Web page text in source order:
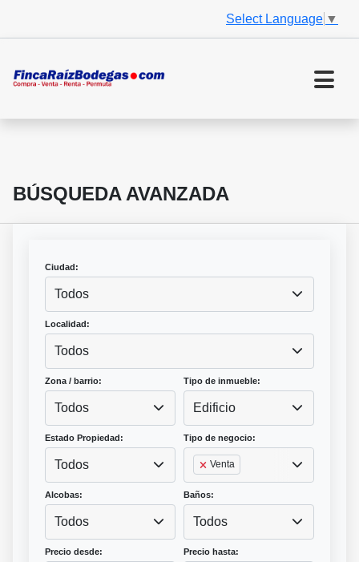
Select Language ▼
BÚSQUEDA AVANZADA
Ciudad:
Todos
Localidad:
Todos
Zona / barrio:
Todos
Tipo de inmueble:
Edificio
Estado Propiedad:
Todos
Tipo de negocio:
Venta
Alcobas:
Todos
Baños:
Todos
Precio desde: Precio hasta: